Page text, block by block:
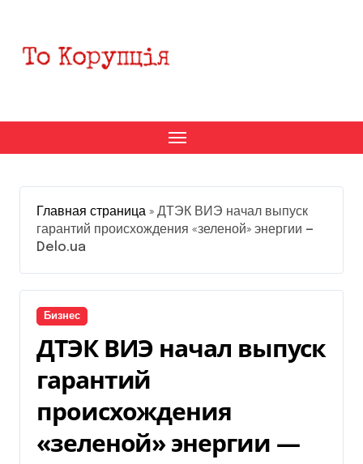
содержанию
Главная страница » ДТЭК ВИЭ начал выпуск
гарантий происхождения «зеленой» энергии —
Delo.ua
Бизнес
ДТЭК ВИЭ начал выпуск
гарантий
происхождения
«зеленой» энергии —